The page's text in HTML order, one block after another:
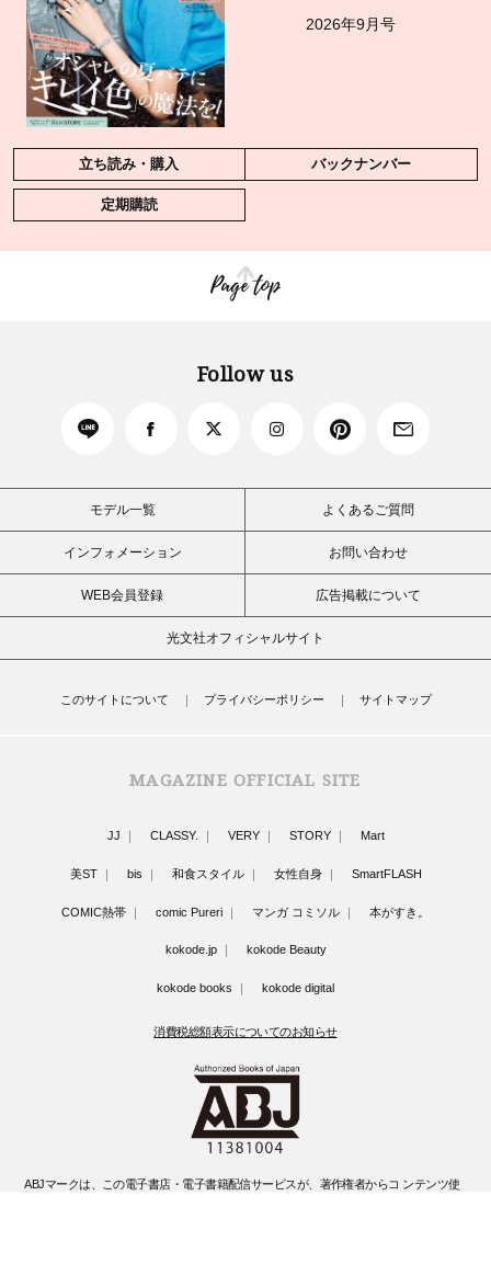
2026年9月号
立ち読み・購入 バックナンバー
定期購読
Page top
Follow us
モデル一覧 よくあるご質問
インフォメーション お問い合わせ
WEB会員登録 広告掲載について
光文社オフィシャルサイト
このサイトについて プライバシーポリシー サイトマップ
MAGAZINE OFFICIAL SITE
JJ CLASSY. VERY STORY Mart
美ST bis 和食スタイル 女性自身 SmartFLASH
COMIC熱帯 comic Pureri マンガ コミソル 本がすき。
kokode.jp kokode Beauty
kokode books kokode digital
消費税総額表示についてのお知らせ
ABJマークは、この電子書店・電子書籍配信サービスが、著作権者からコ ンテンツ使